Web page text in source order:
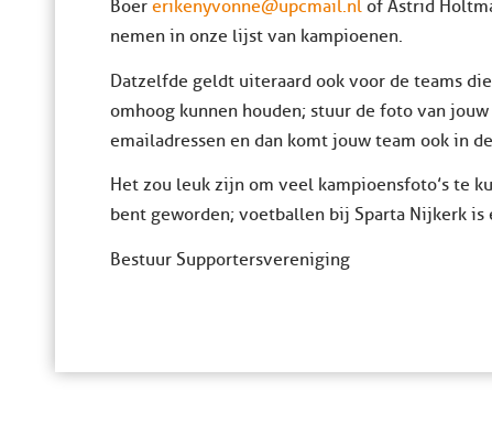
Boer erikenyvonne@upcmail.nl of Astrid
nemen in onze lijst van kampioenen.
Datzelfde geldt uiteraard ook voor de teams
omhoog kunnen houden; stuur de foto van
emailadressen en dan komt jouw team ook in
Het zou leuk zijn om veel kampioensfoto’s te
bent geworden; voetballen bij Sparta Nijkerk
Bestuur Supportersvereniging